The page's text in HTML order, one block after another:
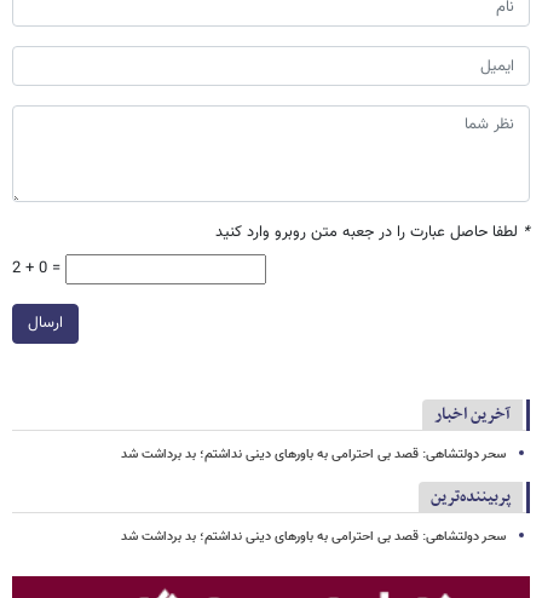
* لطفا حاصل عبارت را در جعبه متن روبرو وارد کنید
2 + 0 =
ارسال
آخرین اخبار
سحر دولتشاهی: قصد بی احترامی به باورهای دینی نداشتم؛ بد برداشت شد
پربیننده‌ترین
سحر دولتشاهی: قصد بی احترامی به باورهای دینی نداشتم؛ بد برداشت شد